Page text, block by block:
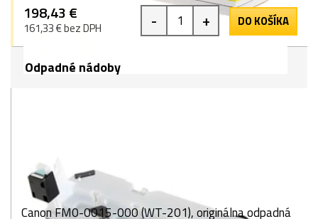
198,43 €
161,33 € bez DPH - + DO KOŠÍKA
Odpadné nádoby
Canon FM0-0015-000 (WT-201), originálna odpadná